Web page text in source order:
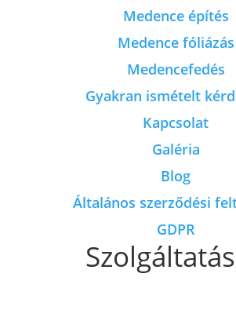
Medence építés
Medence fóliázás
Medencefedés
Gyakran ismételt
Kapcsolat
Galéria
Blog
Általános szerződési
GDPR